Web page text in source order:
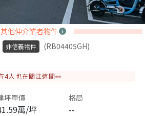
他仲介業者物件
非信義物件
(RB04405GH)
4人也在關注這間👀
坪單價
萬/坪
格局
--